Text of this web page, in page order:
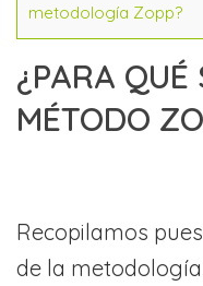
metodología Zopp?
¿PARA QUÉ
MÉTODO
Recopilamos
de la